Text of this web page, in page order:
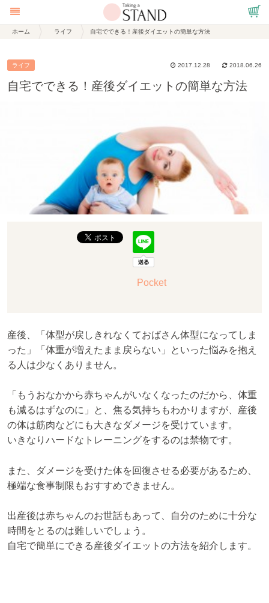
ホーム ライフ 自宅でできる！産後ダイエットの簡単な方法
ライフ 2018.06.26
2017.12.28
自宅でできる！産後ダイエットの簡単な方法
Pocket
産後、「体型が戻しきれなくておばさん体型になってしま
った」「体重が増えたまま戻らない」といった悩みを抱え
る人は少なくありません。
「もうおなかから赤ちゃんがいなくなったのだから、体重
も減るはずなのに」と、焦る気持ちもわかりますが、産後
の体は筋肉などにも大きなダメージを受けています。
いきなりハードなトレーニングをするのは禁物です。
また、ダメージを受けた体を回復させる必要があるため、
極端な食事制限もおすすめできません。
出産後は赤ちゃんのお世話もあって、自分のために十分な
時間をとるのは難しいでしょう。
自宅で簡単にできる産後ダイエットの方法を紹介します。